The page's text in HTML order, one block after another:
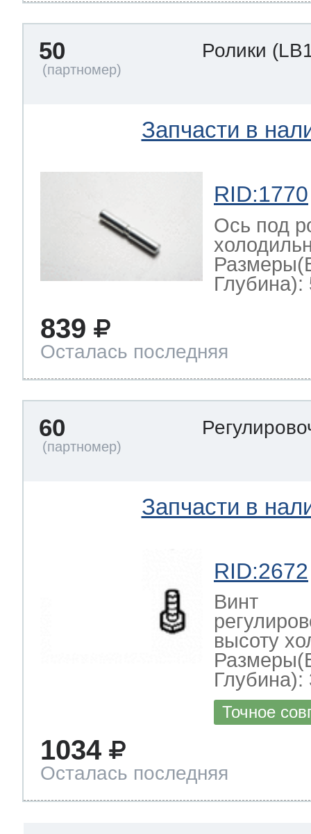
50 Ролики
Запчасти в
RID:1770
Ось под
Глубина):
839
Осталась последняя
60
Запчасти в
RID:2672
Винт
высоту
Глубина):
Точное
1034
Осталась последняя